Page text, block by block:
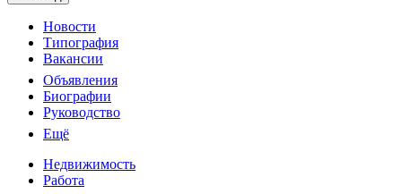
Новости
Типография
Вакансии
Объявления
Биографии
Руководство
Ещё
Недвижимость
Работа